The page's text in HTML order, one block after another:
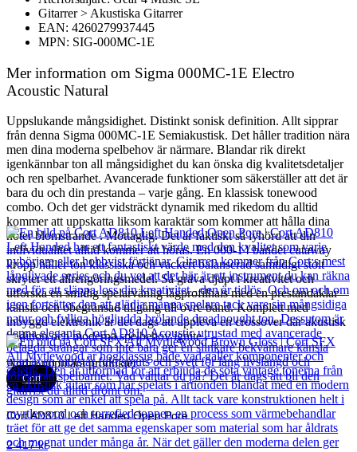
Gitarrer > Akustiska Gitarrer
EAN: 4260279937445
MPN: SIG-000MC-1E
Mer information om Sigma 000MC-1E Electro
Acoustic Natural
Uppslukande mångsidighet. Distinkt sonisk definition. Allt sipprar
från denna Sigma 000MC-1E Semiakustisk. Det håller tradition nära
men dina moderna spelbehov är närmare. Blandar rik direkt
igenkännbar ton all mångsidighet du kan önska dig kvalitetsdetaljer
och ren spelbarhet. Avancerade funktioner som säkerställer att det är
bara du och din prestanda – varje gång. En klassisk tonewood
combo. Och det ger vidsträckt dynamik med rikedom du alltid
kommer att uppskatta liksom karaktär som kommer att hålla dina
noter blomstrande . Mottaglig. Det är faktiskt så lyhörd att din
individualitet alltid kommer att höras. En 000-14 bandet cutaway
kropp håller ton klassiska och vackert balanserad samtidigt stolt
skryter ett allrengöringsmedel. Så gräva djupt i kreativitet och
utforska en smidig spelarvänlig lågprofilhals med en prestandaklar
känsla och obegränsad tillgång till övre band. Komplett med
inbyggd elektronik är det dags att uppleva en crossover där akustisk
tradition och moderna spelbehov ignite .
Andra populära produkter
Cort
Cort AD810 Left Handed Open Pore
2 417kr